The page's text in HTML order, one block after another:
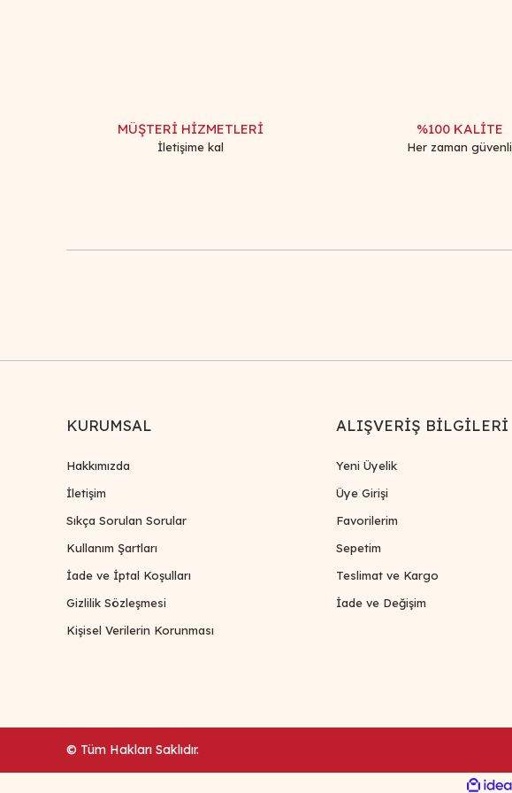
Ürün fiyatı diğer sitelerden daha pahalı.
MÜŞTERİ HİZMETLERİ
İletişime kal
%100 KALİTE
Her zaman güvenli
KURUMSAL
Hakkımızda
İletişim
Sıkça Sorulan Sorular
Kullanım Şartları
İade ve İptal Koşulları
Gizlilik Sözleşmesi
Kişisel Verilerin Korunması
ALIŞVERİŞ BİLGİLERİ
Yeni Üyelik
Üye Girişi
Favorilerim
Sepetim
Teslimat ve Kargo
İade ve Değişim
© Tüm Hakları Saklıdır.